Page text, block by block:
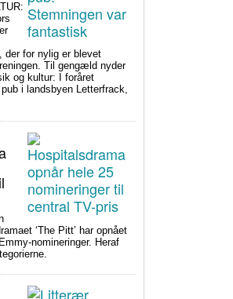
der for nylig er blevet
Til gengæld nyder
og kultur: I foråret
i landsbyen Letterfrack,
‘The Pitt’ har opnået
nomineringer. Heraf